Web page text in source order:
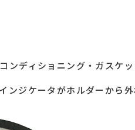
ンディショニング・ガス
ンジケータがホルダーから